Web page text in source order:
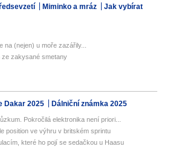
Miminko a mráz
Jak vybírat
(nejen) u moře zazářily...
ze zakysané smetany
Dakar 2025 Dálniční známka 2025
Pokročilá elektronika není priori...
position ve výhru v britském sprintu
které ho pojí se sedačkou u Haasu